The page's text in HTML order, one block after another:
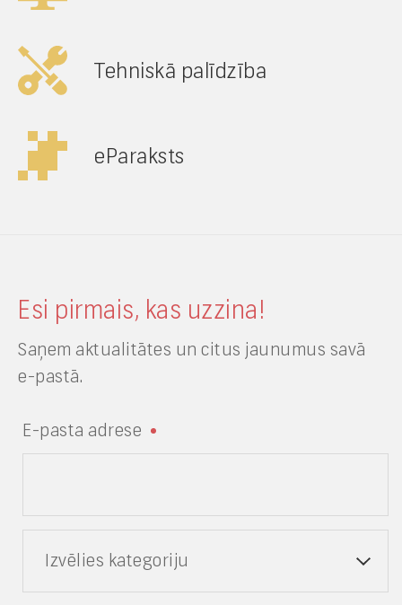
Tehniskā palīdzība
eParaksts
Esi pirmais, kas uzzina!
Saņem aktualitātes un citus jaunumus savā
e-pastā.
E-pasta adrese
Izvēlies kategoriju